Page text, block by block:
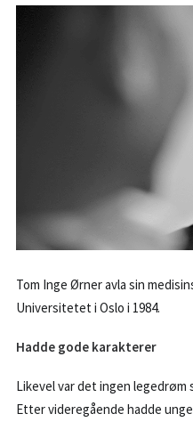
Tom Inge Ørner avla sin
Universitetet i Oslo i 1984.
Hadde gode karakterer
Likevel var det ingen
Etter videregående hadde